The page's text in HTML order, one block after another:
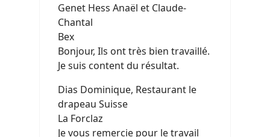
Genet Hess Anaël et Claude-
Chantal
Bex
Bonjour, Ils ont très bien travaillé.
Je suis content du résultat.
Dias Dominique, Restaurant le
drapeau Suisse
La Forclaz
Je vous remercie pour le travail